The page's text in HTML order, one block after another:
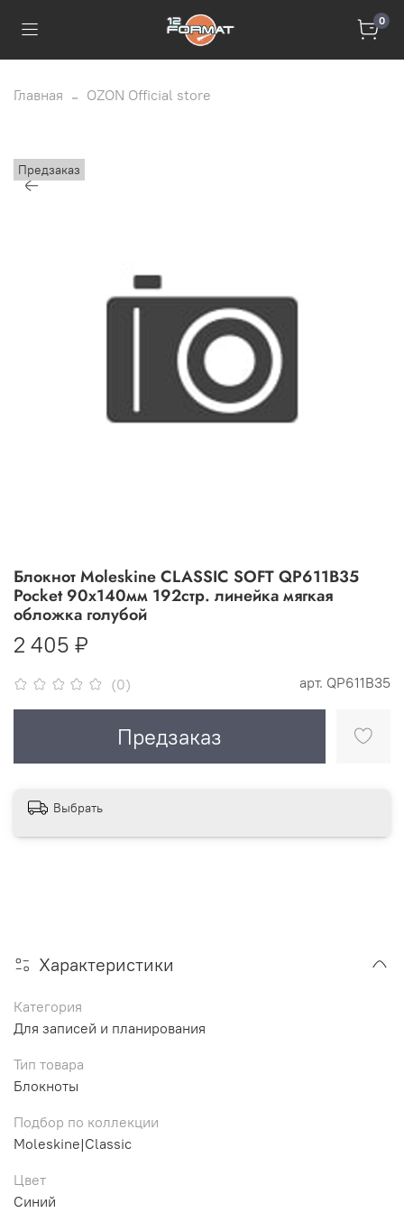
0
Главная OZON Official store
Предзаказ
(0) арт. QP611B35
Блокнот Moleskine CLASSIC SOFT QP611B35
Pocket 90x140мм 192стр. линейка мягкая
обложка голубой
2 405 ₽
Предзаказ
Выбрать
Характеристики
Категория
Для записей и планирования
Тип товара
Блокноты
Подбор по коллекции
Moleskine|Classic
Цвет
Синий